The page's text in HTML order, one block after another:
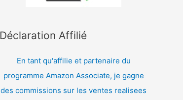
Déclaration Affilié
En tant qu'affilie et partenaire du
programme Amazon Associate, je gagne
des commissions sur les ventes realisees